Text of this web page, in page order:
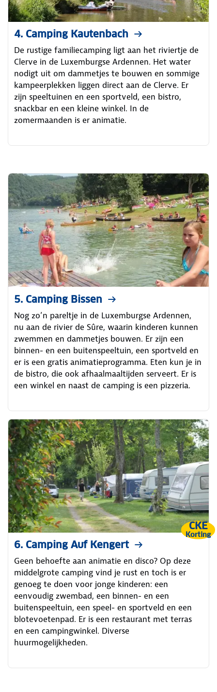
4. Camping Kautenbach
De rustige familiecamping ligt aan het riviertje de
Clerve in de Luxemburgse Ardennen. Het water
nodigt uit om dammetjes te bouwen en sommige
kampeerplekken liggen direct aan de Clerve. Er
zijn speeltuinen en een sportveld, een bistro,
snackbar en een kleine winkel. In de
zomermaanden is er animatie.
5. Camping Bissen
Nog zo’n pareltje in de Luxemburgse Ardennen,
nu aan de rivier de Sûre, waarin kinderen kunnen
zwemmen en dammetjes bouwen. Er zijn een
binnen- en een buitenspeeltuin, een sportveld en
er is een gratis animatieprogramma. Eten kun je in
de bistro, die ook afhaalmaaltijden serveert. Er is
een winkel en naast de camping is een pizzeria.
CKE
Korting
6. Camping Auf Kengert
Geen behoefte aan animatie en disco? Op deze
middelgrote camping vind je rust en toch is er
genoeg te doen voor jonge kinderen: een
eenvoudig zwembad, een binnen- en een
buitenspeeltuin, een speel- en sportveld en een
blotevoetenpad. Er is een restaurant met terras
en een campingwinkel. Diverse
huurmogelijkheden.